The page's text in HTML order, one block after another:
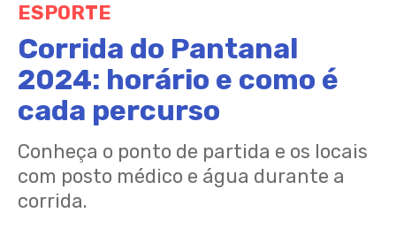
ESPORTE
Corrida do Pantanal
2024: horário e como é
cada percurso
Conheça o ponto de partida e os locais
com posto médico e água durante a
corrida.